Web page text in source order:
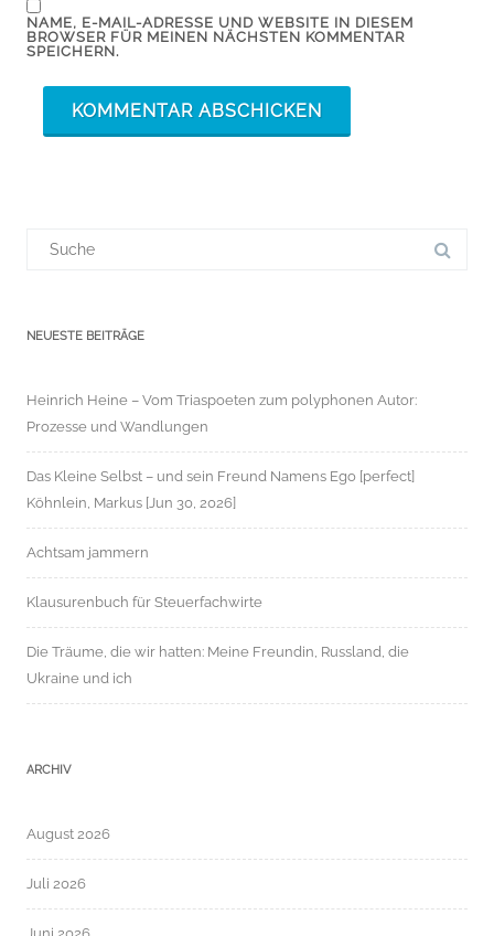
NAME, E-MAIL-ADRESSE UND WEBSITE IN DIESEM
BROWSER FÜR MEINEN NÄCHSTEN KOMMENTAR
SPEICHERN.
NEUESTE BEITRÄGE
Heinrich Heine – Vom Triaspoeten zum polyphonen Autor:
Prozesse und Wandlungen
Das Kleine Selbst – und sein Freund Namens Ego [perfect]
Köhnlein, Markus [Jun 30, 2026]
Achtsam jammern
Klausurenbuch für Steuerfachwirte
Die Träume, die wir hatten: Meine Freundin, Russland, die
Ukraine und ich
ARCHIV
August 2026
Juli 2026